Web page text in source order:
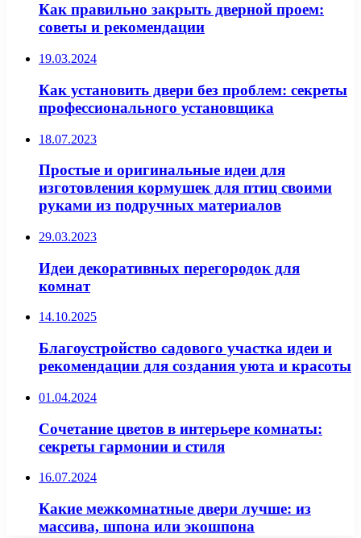
Как правильно закрыть дверной проем:
советы и рекомендации
19.03.2024
Как установить двери без проблем: секреты
профессионального установщика
18.07.2023
Простые и оригинальные идеи для
изготовления кормушек для птиц своими
руками из подручных материалов
29.03.2023
Идеи декоративных перегородок для
комнат
14.10.2025
Благоустройство садового участка идеи и
рекомендации для создания уюта и красоты
01.04.2024
Сочетание цветов в интерьере комнаты:
секреты гармонии и стиля
16.07.2024
Какие межкомнатные двери лучше: из
массива, шпона или экошпона